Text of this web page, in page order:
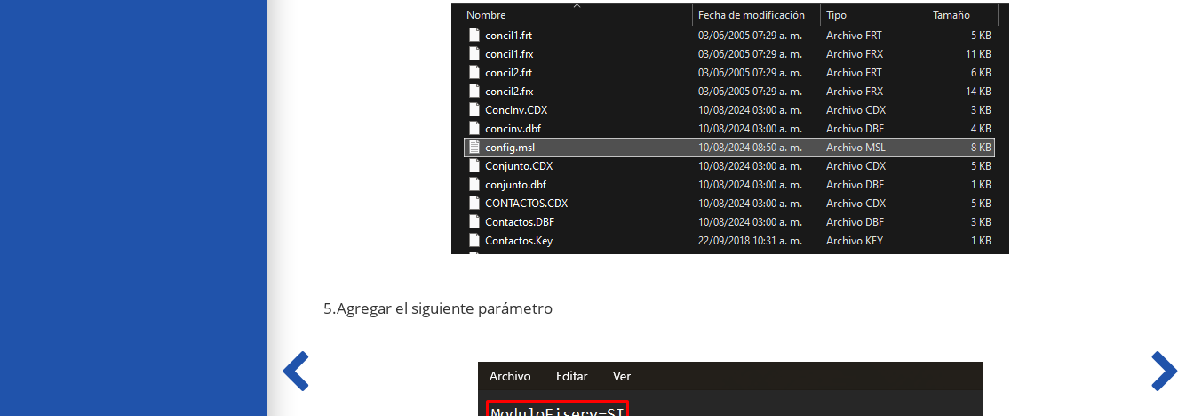
5.Agregar el siguiente parámetro